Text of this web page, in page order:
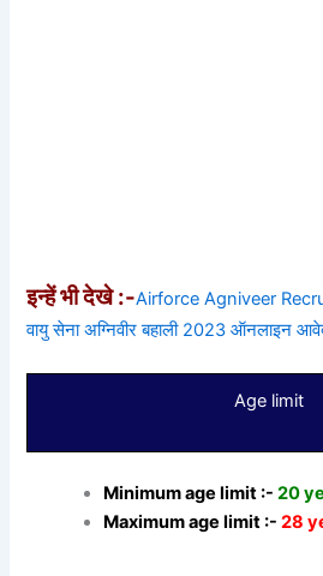
इन्हें भी देखे :-Airforce Agniveer
वायु सेना अग्निवीर बहाली 2023 ऑनलाइन
Age limit
Minimum age limit :-20
Maximum age limit :-28